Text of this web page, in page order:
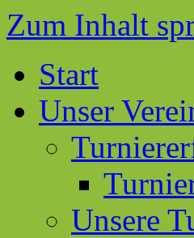
Zum Inhalt
Start
Unser
Unsere